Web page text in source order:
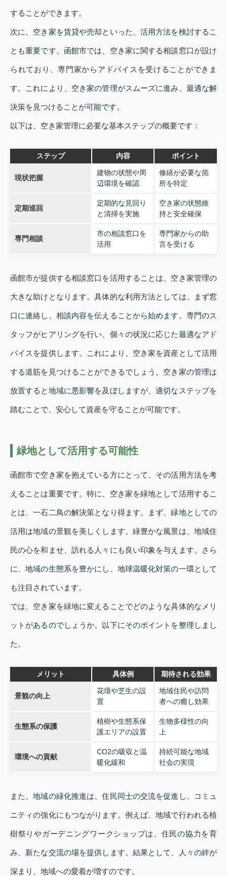
することができます。
次に、空き家を賃貸や売却といった、活用方法を検討するこ
とも重要です。函館市では、空き家に関する相談窓口が設け
られており、専門家からアドバイスを受けることができま
す。これにより、空き家の管理がスムーズに進み、最適な解
決策を見つけることが可能です。
以下は、空き家管理に必要な基本ステップの概要です：
ステップ 内容 ポイント
現状把握
建物の状態や周
辺環境を確認
修繕が必要な箇
所を特定
定期巡回
定期的な見回り
と清掃を実施
空き家の状態維
持と安全確保
専門相談
市の相談窓口を
活用
専門家からの助
言を受ける
函館市が提供する相談窓口を活用することは、空き家管理の
大きな助けとなります。具体的な利用方法としては、まず窓
口に連絡し、相談内容を伝えることから始めます。専門のス
タッフがヒアリングを行い、個々の状況に応じた最適なアド
バイスを提供します。これにより、空き家を資産として活用
する道筋を見つけることができるでしょう。空き家の管理は
放置すると地域に悪影響を及ぼしますが、適切なステップを
踏むことで、安心して資産を守ることが可能です。
緑地として活用する可能性
函館市で空き家を抱えている方にとって、その活用方法を考
えることは重要です。特に、空き家を緑地として活用するこ
とは、一石二鳥の解決策となり得ます。まず、緑地としての
活用は地域の景観を美しくします。緑豊かな風景は、地域住
民の心を和ませ、訪れる人々にも良い印象を与えます。さら
に、地域の生態系を豊かにし、地球温暖化対策の一環として
も注目されています。
では、空き家を緑地に変えることでどのような具体的なメリ
ットがあるのでしょうか。以下にそのポイントを整理しまし
た。
メリット 具体例 期待される効果
景観の向上
花壇や芝生の設
置
地域住民や訪問
者への癒し効果
生態系の保護
植樹や生態系保
護エリアの設置
生物多様性の向
上
環境への貢献
CO2の吸収と温
暖化緩和
持続可能な地域
社会の実現
また、地域の緑化推進は、住民同士の交流を促進し、コミュ
ニティの強化にもつながります。例えば、地域で行われる植
樹祭りやガーデニングワークショップは、住民の協力を育
み、新たな交流の場を提供します。結果として、人々の絆が
深まり、地域への愛着が増すのです。